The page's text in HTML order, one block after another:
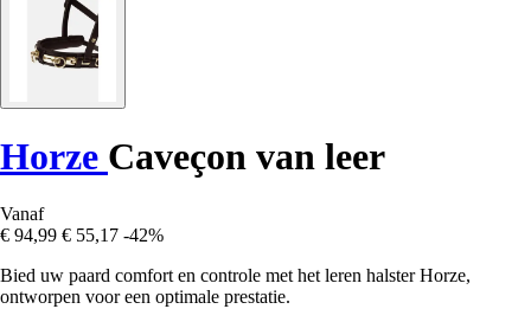
Horze Caveçon van leer
Vanaf
€ 94,99 € 55,17 -42%
Bied uw paard comfort en controle met het leren halster Horze,
ontworpen voor een optimale prestatie.